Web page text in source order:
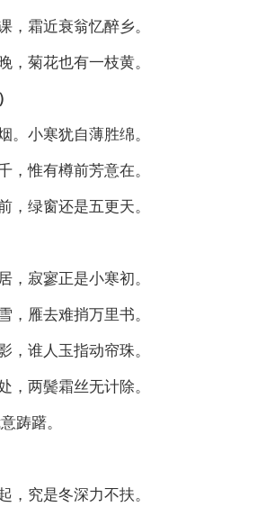
霜近衰翁忆醉乡。
菊花也有一枝黄。
小寒犹自薄胜绵。
惟有樽前芳意在。
绿窗还是五更天。
寂寥正是小寒初。
雁去难捎万里书。
谁人玉指动帘珠。
两鬓霜丝无计除。
踌躇。
究是冬深力不扶。